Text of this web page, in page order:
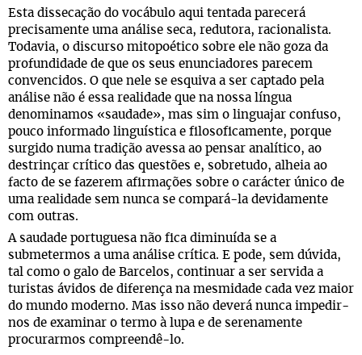
Esta dissecação do vocábulo aqui tentada parecerá
precisamente uma análise seca, redutora, racionalista.
Todavia, o discurso mitopoético sobre ele não goza da
profundidade de que os seus enunciadores parecem
convencidos. O que nele se esquiva a ser captado pela
análise não é essa realidade que na nossa língua
denominamos «saudade», mas sim o linguajar confuso,
pouco informado linguística e filosoficamente, porque
surgido numa tradição avessa ao pensar analítico, ao
destrinçar crítico das questões e, sobretudo, alheia ao
facto de se fazerem afirmações sobre o carácter único de
uma realidade sem nunca se compará-la devidamente
com outras.
A saudade portuguesa não fica diminuída se a
submetermos a uma análise crítica. E pode, sem dúvida,
tal como o galo de Barcelos, continuar a ser servida a
turistas ávidos de diferença na mesmidade cada vez maior
do mundo moderno. Mas isso não deverá nunca impedir-
nos de examinar o termo à lupa e de serenamente
procurarmos compreendê-lo.